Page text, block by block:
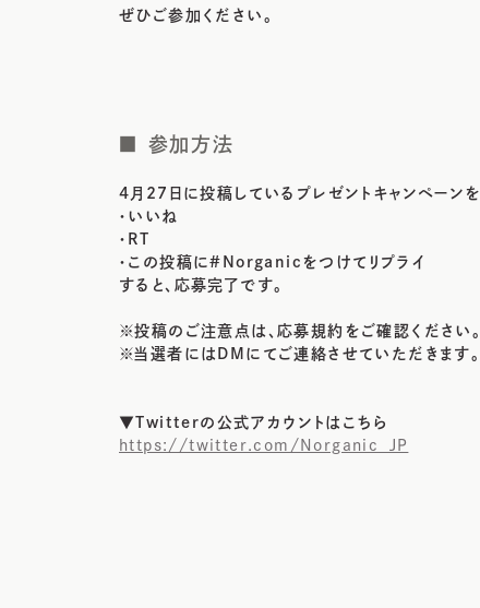
ぜひご参加ください。
■ 参加方法
4月27日に投稿しているプレゼントキャンペーンを
・いいね
・RT
・この投稿に#Norganicをつけてリプライ
すると、応募完了です。
※投稿のご注意点は、応募規約をご確認ください。
※当選者にはDMにてご連絡させていただきます。
▼Twitterの公式アカウントはこちら
https://twitter.com/Norganic_JP